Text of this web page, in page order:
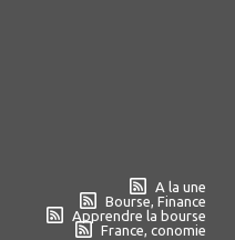
A la une
Bourse, Finance
Apprendre la bourse
France, conomie